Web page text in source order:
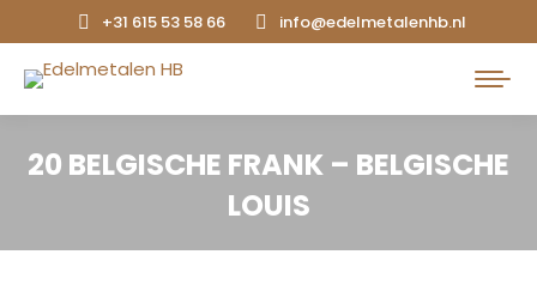
+31 615 53 58 66 info@edelmetalenhb.nl
Search:
20 BELGISCHE FRANK – BELGISCHE
LOUIS